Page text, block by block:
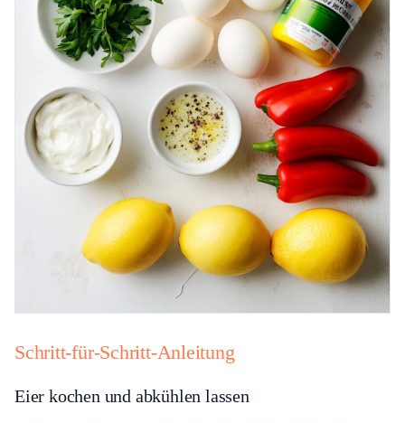
Schritt-für-Schritt-Anleitung
Eier kochen und abkühlen lassen